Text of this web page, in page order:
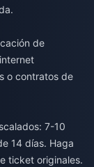
de
o contratos de
7-10
14 días. Haga
ticket originales.